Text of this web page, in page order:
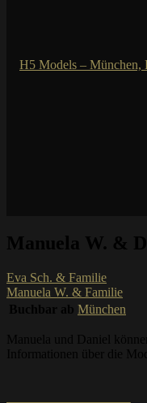
Manuela W. &
Eva Sch. & Familie
Manuela W. & Familie
Buchbar ab München
Manuela und Daniel
Informationen über die